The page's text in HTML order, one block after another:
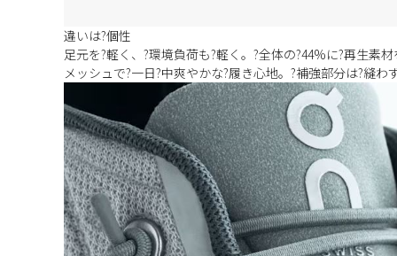
違いは?個性
足元を?軽く、?環境負荷も?軽く。?全体の?44%に?再生素
メッシュで?一日?中爽やかな?履き心地。?補強部分は?縫わ